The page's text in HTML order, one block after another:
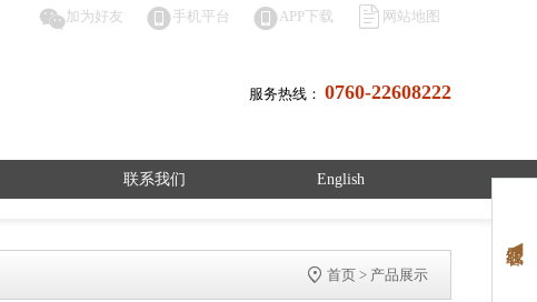
加为好友 手机平台 APP下载  网站地图
服务热线： 0760-22608222
联系我们 English
 首页 > 产品展示
在线客服 ◀